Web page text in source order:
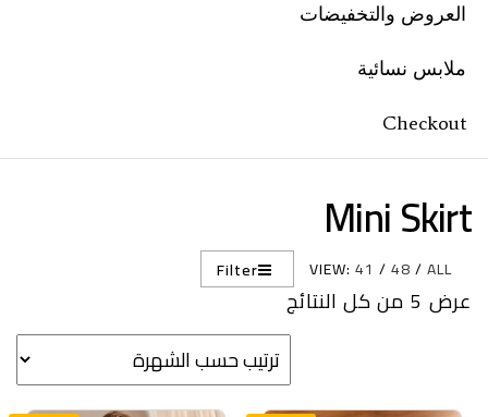
العروض والتخفيضات
ملابس نسائية
Checkout
Mini Skirt
VIEW: 41 /48/ALL
Filter
عرض ⁦5⁩ من كل النتائج تم الفرز حسب الشهرة